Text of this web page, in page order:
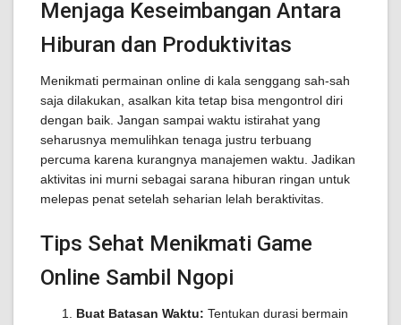
Menjaga Keseimbangan Antara
Hiburan dan Produktivitas
Menikmati permainan online di kala senggang sah-sah
saja dilakukan, asalkan kita tetap bisa mengontrol diri
dengan baik. Jangan sampai waktu istirahat yang
seharusnya memulihkan tenaga justru terbuang
percuma karena kurangnya manajemen waktu. Jadikan
aktivitas ini murni sebagai sarana hiburan ringan untuk
melepas penat setelah seharian lelah beraktivitas.
Tips Sehat Menikmati Game
Online Sambil Ngopi
Buat Batasan Waktu: Tentukan durasi bermain